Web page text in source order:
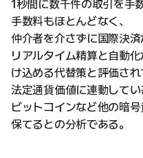
1秒間に数千件の取引を手
手数料もほとんどなく、
仲介者を介さずに国際決済
リアルタイム精算と自動
け込める代替策と評価され
法定通貨価値に連動してい
ビットコインなど他の暗
保てるとの分析である。